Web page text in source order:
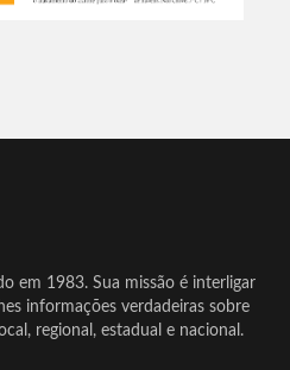
em 1983. Sua missão é interligar
informações verdadeiras sobre
regional, estadual e nacional.